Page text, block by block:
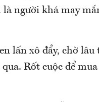
người khá may
lấn xô đẩy, chờ
Rốt cuộc để